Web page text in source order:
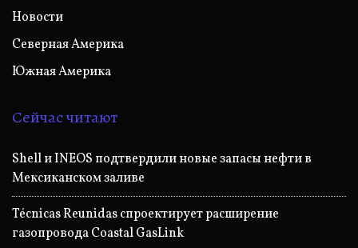
Новости
Северная Америка
Южная Америка
Сейчас читают
Shell и INEOS подтвердили новые запасы нефти в
Мексиканском заливе
Técnicas Reunidas спроектирует расширение
газопровода Coastal GasLink